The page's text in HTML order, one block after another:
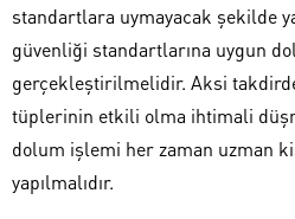
standartlara uymayacak şekilde
güvenliği standartlarına uygun
gerçekleştirilmelidir. Aksi
tüplerinin etkili olma ihtimali
dolum işlemi her zaman uzman
yapılmalıdır.